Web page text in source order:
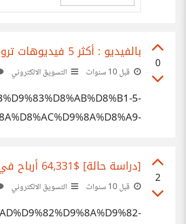
0
بالفيديو : أكثر 5 فيديوهات ترويجية تمت مشاركتها على يوتيوب
قبل 10 سنوات التسويق الالكتروني
5-
2
[دراسة حالة] $64,331 أرباح في أقل من شهر
قبل 10 سنوات التسويق الالكتروني